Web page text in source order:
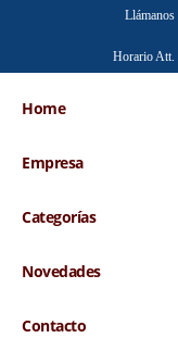
Llámanos
Horario Att.
Faraoni
por
de moda
Home
Empresa
Categorías
Novedades
Contacto